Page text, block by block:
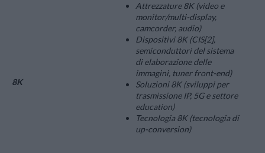
8K
Attrezzature 8K (video e
monitor/multi-display,
camcorder, audio)
Dispositivi 8K (CIS[2],
semiconduttori del sistema
di elaborazione delle
immagini, tuner front-end)
Soluzioni 8K (sviluppi per
trasmissione IP, 5G e settore
education)
Tecnologia 8K (tecnologia di
up-conversion)